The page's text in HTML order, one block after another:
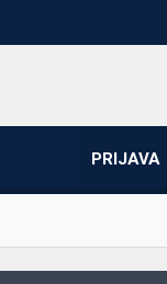
PRIJAVA